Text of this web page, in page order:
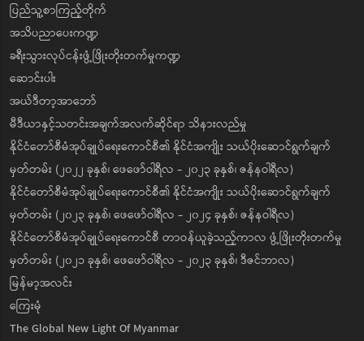
ပြည်သူ့စာကြည့်တိုက်
အသိပညာပေးကဏ္ဍ
ခရီးသွားလုပ်ငန်းဖွံ့ဖြိုးတိုးတက်မှုကဏ္ဍ
ဆောင်းပါး
အယ်ဒီတာ့အာဘော်
မီဒီယာနှင့်သတင်းအချက်အလက်ဆိုင်ရာ သိနားလည်မှု
နိုင်ငံတော်စီမံအုပ်ချုပ်ရေးကောင်စီ၏ နိုင်ငံအကျိုး သယ်ပိုးဆောင်ရွက်ချက်
မှတ်တမ်း (၂၀၂၂ ခုနှစ်၊ ဖေဖော်ဝါရီလ - ၂၀၂၃ ခုနှစ်၊ ဇန်နဝါရီလ)
နိုင်ငံတော်စီမံအုပ်ချုပ်ရေးကောင်စီ၏ နိုင်ငံအကျိုး သယ်ပိုးဆောင်ရွက်ချက်
မှတ်တမ်း (၂၀၂၃ ခုနှစ်၊ ဖေဖော်ဝါရီလ - ၂၀၂၄ ခုနှစ်၊ ဇန်နဝါရီလ)
နိုင်ငံတော်စီမံအုပ်ချုပ်ရေးကောင်စီ တာဝန်ယူခဲ့သည့်ကာလ ဖွံ့ဖြိုးတိုးတက်မှု
မှတ်တမ်း (၂၀၂၁ ခုနှစ်၊ ဖေဖော်ဝါရီလ - ၂၀၂၃ ခုနှစ်၊ ဒီဇင်ဘာလ)
မြန်မာ့အလင်း
ကြေးမုံ
The Global New Light Of Myanmar